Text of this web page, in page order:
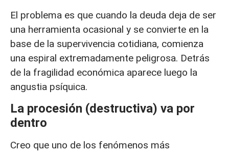
El problema es que cuando la deuda deja de ser
una herramienta ocasional y se convierte en la
base de la supervivencia cotidiana, comienza
una espiral extremadamente peligrosa. Detrás
de la fragilidad económica aparece luego la
angustia psíquica.
La procesión (destructiva) va por
dentro
Creo que uno de los fenómenos más